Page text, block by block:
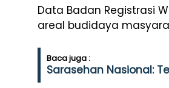
Data Badan Registrasi
areal budidaya
Baca juga :
Sarasehan Nasional: